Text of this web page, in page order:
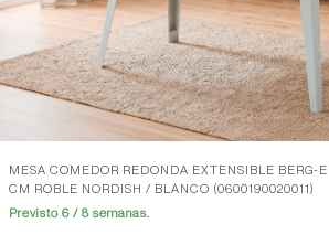
MESA COMEDOR REDONDA EXTENSIBLE BERG-
CM ROBLE NORDISH / BLANCO (0600190020011)
Previsto 6 / 8 semanas.